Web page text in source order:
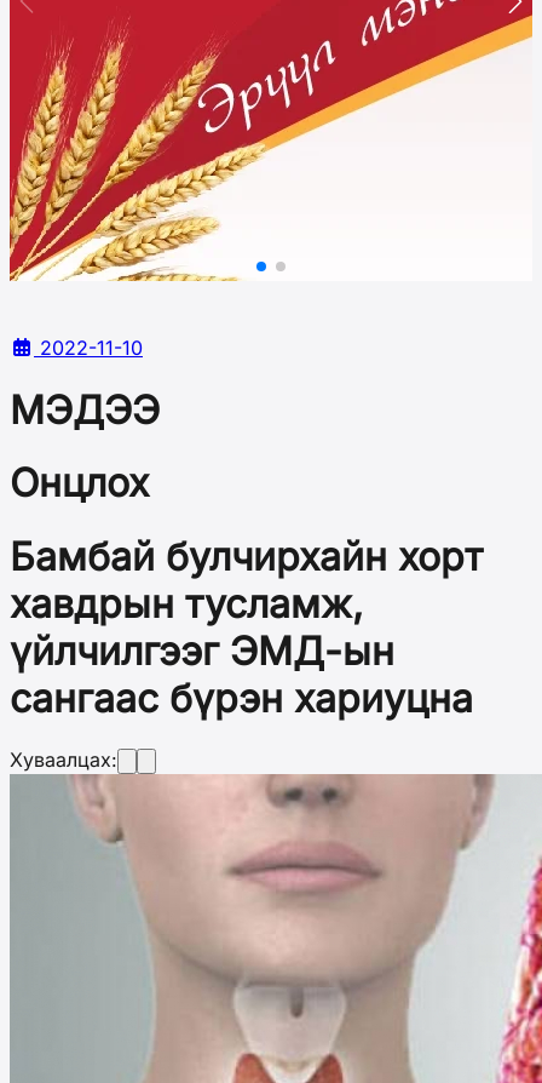
2022-11-10
МЭДЭЭ
Онцлох
Бамбай булчирхайн хорт
хавдрын тусламж,
үйлчилгээг ЭМД-ын
сангаас бүрэн хариуцна
Хуваалцах: